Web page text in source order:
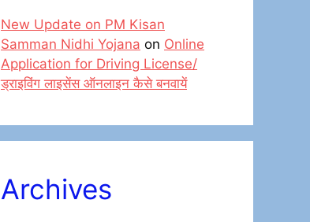
New Update on PM Kisan
Samman Nidhi Yojana on Online
Application for Driving License/
ड्राइविंग लाइसेंस ऑनलाइन कैसे बनवायें
Archives